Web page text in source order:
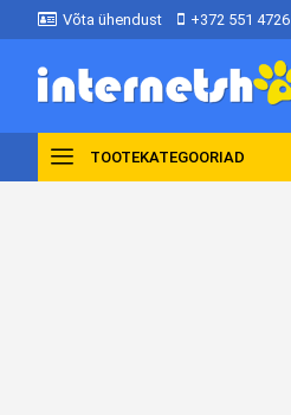
Võta ühendust +372 551 4726
TOOTEKATEGOORIAD